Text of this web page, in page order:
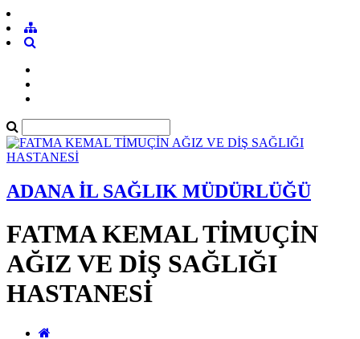
ADANA İL SAĞLIK MÜDÜRLÜĞÜ
FATMA KEMAL TİMUÇİN
AĞIZ VE DİŞ SAĞLIĞI
HASTANESİ